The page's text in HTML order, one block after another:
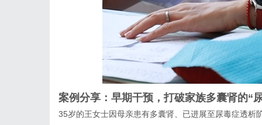
案例分享：早期干预，打破家族多囊肾的“
35岁的王女士因母亲患有多囊肾、已进展至尿毒症透